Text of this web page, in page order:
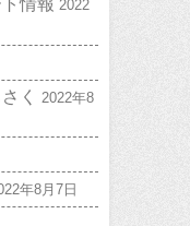
情報 2022
く
2022年8
年8月7日